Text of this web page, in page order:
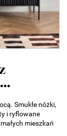
Smukłe nóżki,
i ryflowane
mieszkań